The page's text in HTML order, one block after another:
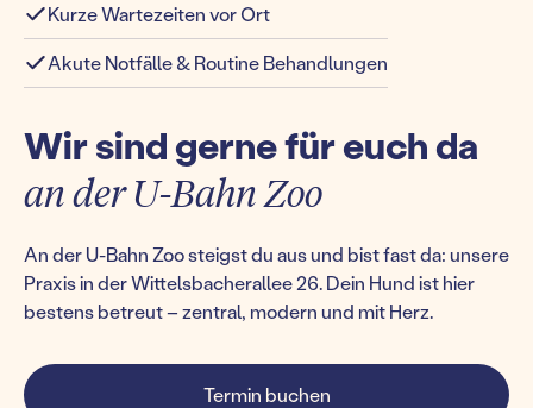
Kurze Wartezeiten vor Ort
Akute Notfälle & Routine Behandlungen
Wir sind gerne für euch da
an der U-Bahn Zoo
An der U-Bahn Zoo steigst du aus und bist fast da: unsere
Praxis in der Wittelsbacherallee 26. Dein Hund ist hier
bestens betreut – zentral, modern und mit Herz.
Termin buchen